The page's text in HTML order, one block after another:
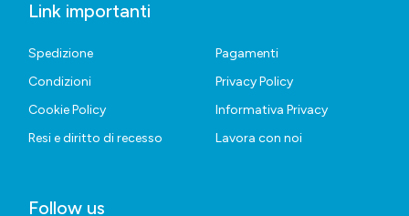
Link importanti
Spedizione
Pagamenti
Condizioni
Privacy Policy
Cookie Policy
Informativa Privacy
Resi e diritto di recesso
Lavora con noi
Follow us